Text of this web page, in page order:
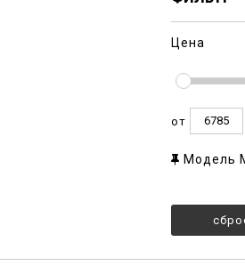
Цена
от
Модель